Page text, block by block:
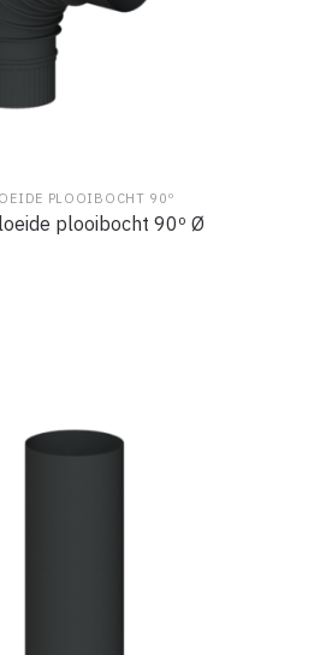
PLOOIBOCHT 90º
plooibocht 90º Ø